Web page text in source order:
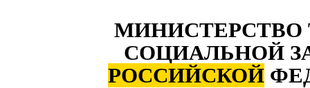
МИНИСТЕРСТВО
СОЦИАЛЬНОЙ
РОССИЙСКОЙ